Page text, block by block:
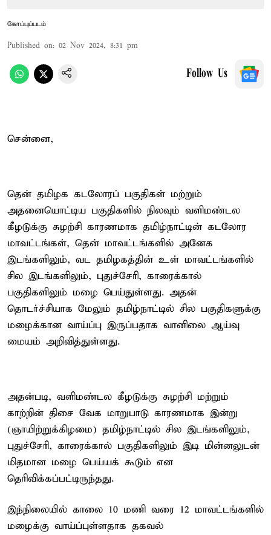
கோப்புப்படம்
Published on: 02 Nov 2024, 8:31 pm
Follow Us
சென்னை,
தென் தமிழக கடலோரப் பகுதிகள் மற்றும்
அதனையொட்டிய பகுதிகளில் நிலவும் வளிமண்டல
கீழடுக்கு சுழற்சி காரணமாக தமிழ்நாட்டின் கடலோர
மாவட்டங்கள், தென் மாவட்டங்களில் அனேக
இடங்களிலும், வட தமிழகத்தின் உள் மாவட்டங்களில்
சில இடங்களிலும், புதுச்சேரி, காரைக்கால்
பகுதிகளிலும் மழை பெய்துள்ளது. அதன்
தொடர்ச்சியாக மேலும் தமிழ்நாட்டில் சில பகுதிகளுக்கு
மழைக்கான வாய்ப்பு இருப்பதாக வானிலை ஆய்வு
மையம் அறிவித்துள்ளது.
அதன்படி, வளிமண்டல கீழடுக்கு சுழற்சி மற்றும்
காற்றின் திசை வேக மாறுபாடு காரணமாக இன்று
(ஞாயிற்றுக்கிழமை) தமிழ்நாட்டில் சில இடங்களிலும்,
புதுச்சேரி, காரைக்கால் பகுதிகளிலும் இடி மின்னலுடன்
மிதமான மழை பெய்யக் கூடும் என
தெரிவிக்கப்பட்டிருந்தது.
இந்நிலையில் காலை 10 மணி வரை 12 மாவட்டங்களில்
மழைக்கு வாய்ப்புள்ளதாக தகவல்